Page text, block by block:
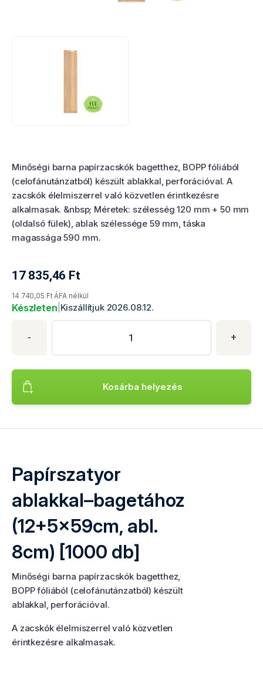
Minőségi barna papírzacskók bagetthez, BOPP fóliából
(celofánutánzatból) készült ablakkal, perforációval. A
zacskók élelmiszerrel való közvetlen érintkezésre
alkalmasak. &nbsp; Méretek: szélesség 120 mm + 50 mm
(oldalsó fülek), ablak szélessége 59 mm, táska
magassága 590 mm.
17 835,46 Ft
Termék aktuális ára
14 740,05 Ft ÁFA nélkül
Készleten Kiszállítjuk 2026.08.12.
Termék mennyisége
- +
Adja meg a kívánt termékmennyiséget. Minimális
Kosárba helyezés
Termék hozzáadása Papírszatyor ablakkal–bagetához
Papírszatyor
ablakkal–bagetához
(12+5x59cm, abl.
8cm) [1000 db]
Minőségi barna papírzacskók bagetthez,
BOPP fóliából (celofánutánzatból) készült
ablakkal, perforációval.
A zacskók élelmiszerrel való közvetlen
érintkezésre alkalmasak.